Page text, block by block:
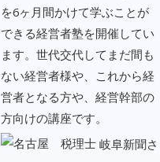
を6ヶ月間かけて学ぶことが
できる経営者塾を開催してい
ます。世代交代してまだ間も
ない経営者様や、これから経
営者となる方や、経営幹部の
方向けの講座です。
岐阜新聞さ